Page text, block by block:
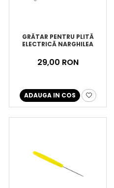
GRĂTAR PENTRU PLITĂ
ELECTRICĂ NARGHILEA
29,00 RON
ADAUGA IN COS